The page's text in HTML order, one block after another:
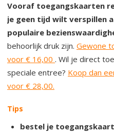
Vooraf toegangskaarten
je geen tijd wilt verspillen
populaire
behoorlijk druk zijn. Gewone
voor € 16,00 . Wil je direct
speciale entree? Koop dan
voor € 28,00.
Tips
bestel je